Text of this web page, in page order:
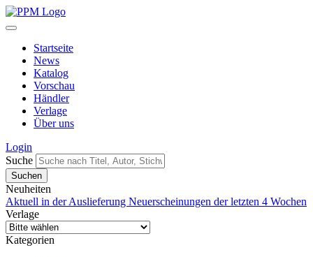
Startseite
News
Katalog
Vorschau
Händler
Verlage
Über uns
Login
Suche
Neuheiten
Aktuell in der Auslieferung Neuerscheinungen der letzten 4 Wochen
Verlage
Kategorien